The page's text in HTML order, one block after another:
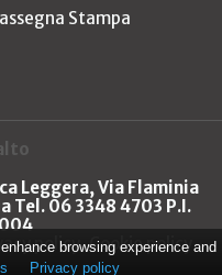
Stampa
Leggera, Via Flaminia
Tel. 06 3348 4703 P.I.
policy Cookie policy
browsing experience and
Privacy policy